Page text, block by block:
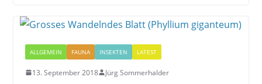
ALLGEMEIN FAUNA INSEKTEN LATEST
13. September 2018 Jürg Sommerhalder